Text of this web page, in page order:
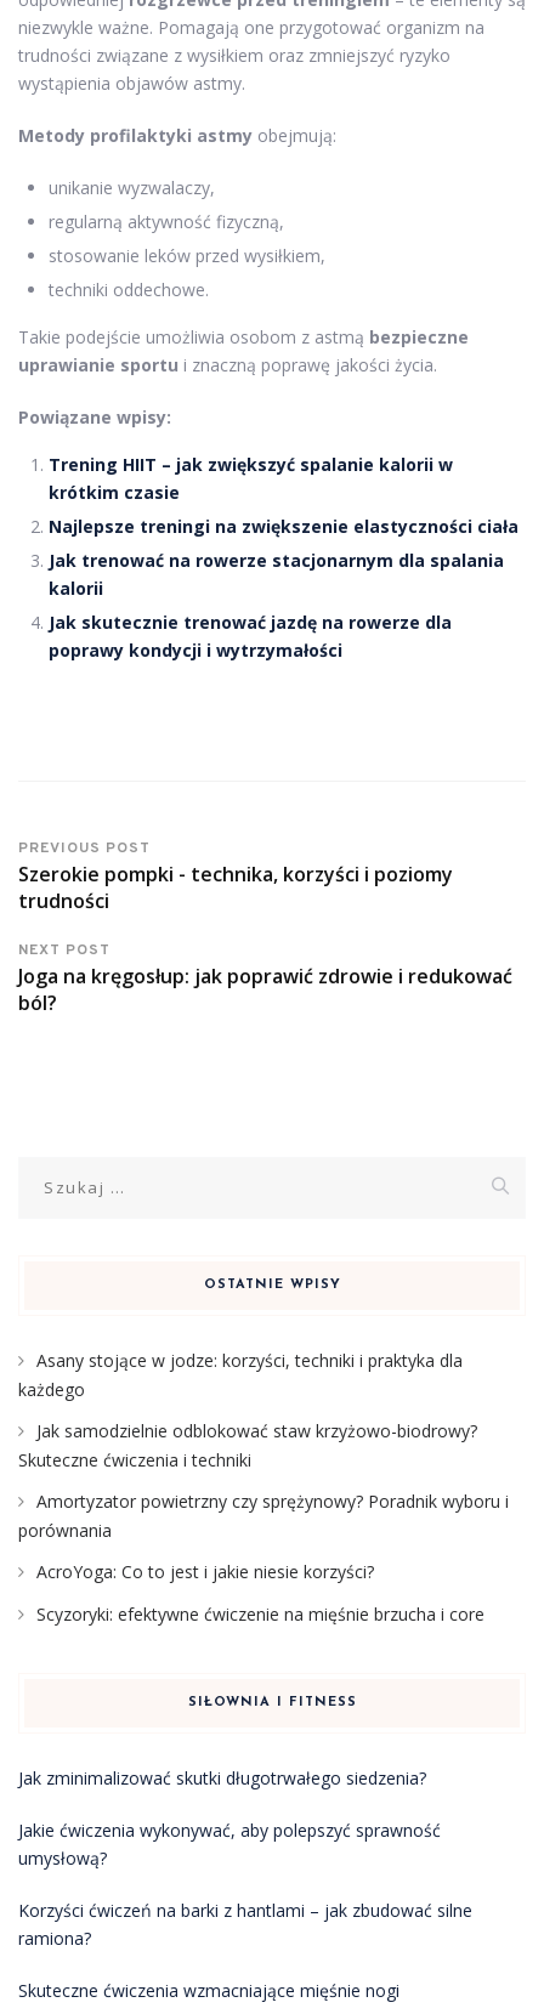
niezwykle ważne. Pomagają one przygotować organizm na
trudności związane z wysiłkiem oraz zmniejszyć ryzyko
wystąpienia objawów astmy.
Metody profilaktyki astmy obejmują:
unikanie wyzwalaczy,
regularną aktywność fizyczną,
stosowanie leków przed wysiłkiem,
techniki oddechowe.
Takie podejście umożliwia osobom z astmą bezpieczne
uprawianie sportu i znaczną poprawę jakości życia.
Powiązane wpisy:
Trening HIIT – jak zwiększyć spalanie kalorii w
krótkim czasie
Najlepsze treningi na zwiększenie elastyczności ciała
Jak trenować na rowerze stacjonarnym dla spalania
kalorii
Jak skutecznie trenować jazdę na rowerze dla
poprawy kondycji i wytrzymałości
PREVIOUS POST
Szerokie pompki - technika, korzyści i poziomy
trudności
NEXT POST
Joga na kręgosłup: jak poprawić zdrowie i redukować
ból?
OSTATNIE WPISY
Asany stojące w jodze: korzyści, techniki i praktyka dla
każdego
Jak samodzielnie odblokować staw krzyżowo-biodrowy?
Skuteczne ćwiczenia i techniki
Amortyzator powietrzny czy sprężynowy? Poradnik wyboru i
porównania
AcroYoga: Co to jest i jakie niesie korzyści?
Scyzoryki: efektywne ćwiczenie na mięśnie brzucha i core
SIŁOWNIA I FITNESS
Jak zminimalizować skutki długotrwałego siedzenia?
Jakie ćwiczenia wykonywać, aby polepszyć sprawność
umysłową?
Korzyści ćwiczeń na barki z hantlami – jak zbudować silne
ramiona?
Skuteczne ćwiczenia wzmacniające mięśnie nogi